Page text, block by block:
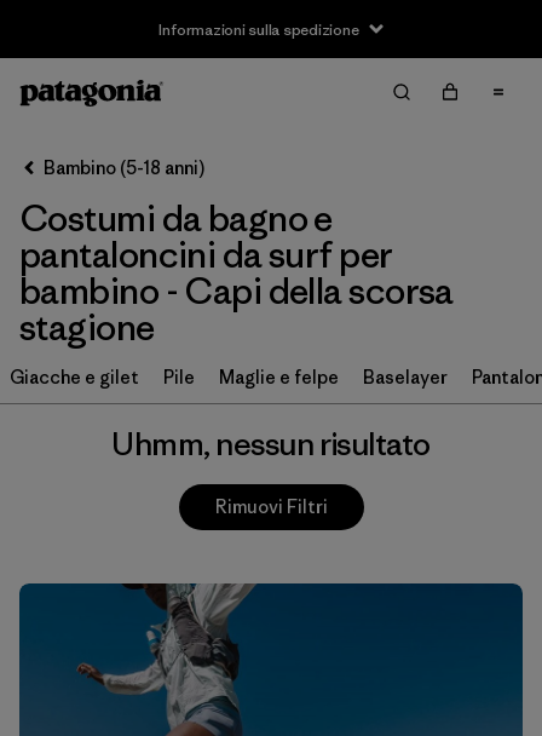
Informazioni sulla spedizione
Bambino (5-18 anni)
Costumi da bagno e
pantaloncini da surf per
bambino - Capi della scorsa
stagione
Giacche e gilet Pile Maglie e felpe Baselayer
Uhmm, nessun risultato
Rimuovi Filtri